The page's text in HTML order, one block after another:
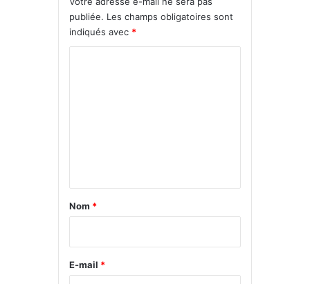
publiée. Les champs obligatoires sont
indiqués avec *
a
e
Nom *
E-mail *